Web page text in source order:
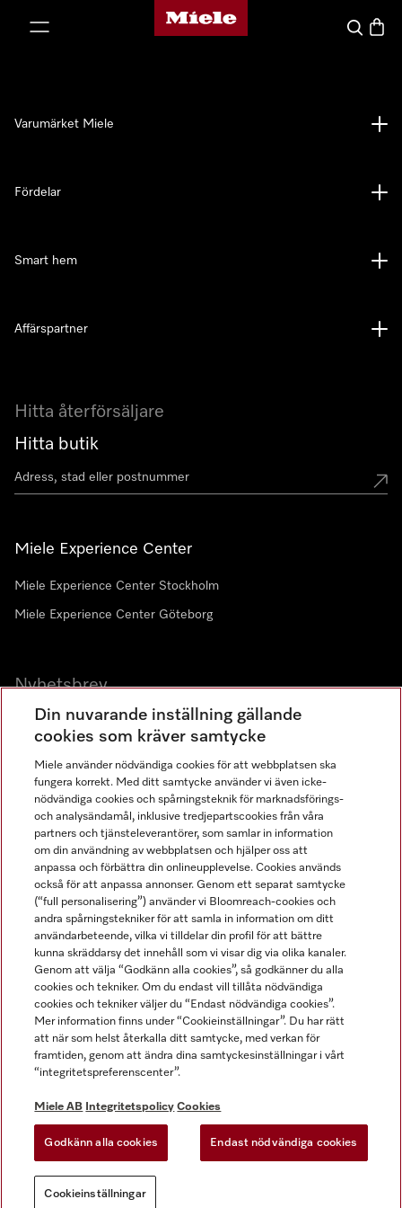
Mieles hemsida
Sök
Hitta återförsäljare
Hitta butik
Miele Experience Center
Miele Experience Center Stockholm
Miele Experience Center Göteborg
Nyhetsbrev
Gå med i vår gemenskap
Varumärket Miele
Fördelar
Smart hem
Affärspartner
Miele AB
Allmänna villkor
Användarvillkor
Miele tillgänglighetsförklaring
Lagen om digitala tjänster
Miele på LinkedIn
Miele på Facebook
Miele på Instagram
Miele på Youtube
Din nuvarande inställning gällande
cookies som kräver samtycke
Miele använder nödvändiga cookies för att webbplatsen ska
fungera korrekt. Med ditt samtycke använder vi även icke-
nödvändiga cookies och spårningsteknik för marknadsförings-
och analysändamål, inklusive tredjepartscookies från våra
partners och tjänsteleverantörer, som samlar in information
om din användning av webbplatsen och hjälper oss att
anpassa och förbättra din onlineupplevelse. Cookies används
också för att anpassa annonser. Genom ett separat samtycke
(“full personalisering”) använder vi Bloomreach-cookies och
andra spårningstekniker för att samla in information om ditt
användarbeteende, vilka vi tilldelar din profil för att bättre
kunna skräddarsy det innehåll som vi visar dig via olika kanaler.
Genom att välja “Godkänn alla cookies”, så godkänner du alla
cookies och tekniker. Om du endast vill tillåta nödvändiga
cookies och tekniker väljer du “Endast nödvändiga cookies”.
Mer information finns under “Cookieinställningar”. Du har rätt
att när som helst återkalla ditt samtycke, med verkan för
framtiden, genom att ändra dina samtyckesinställningar i vårt
“integritetspreferenscenter”.
Miele AB Integritetspolicy Cookies
Godkänn alla cookies Endast nödvändiga cookies
Cookieinställningar